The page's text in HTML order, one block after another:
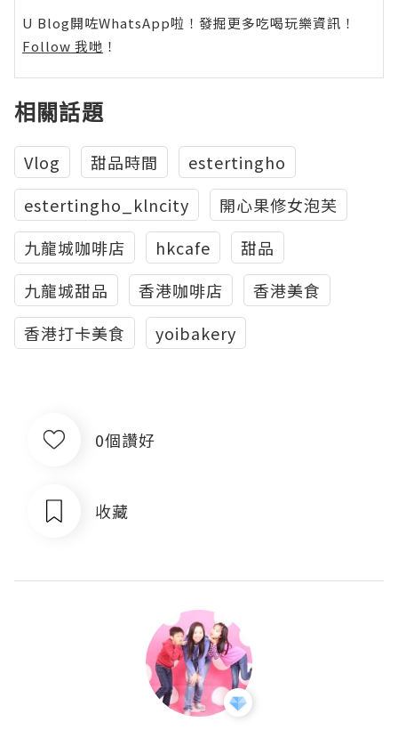
U Blog開咗WhatsApp啦！發掘更多吃喝玩樂資訊！
Follow 我哋 ！
相關話題
Vlog 甜品時間
estertingho
estertingho_klncity
開心果修女泡芙
九龍城咖啡店
hkcafe
甜品
九龍城甜品
香港咖啡店
香港美食
香港打卡美食
yoibakery
0個讚好
收藏